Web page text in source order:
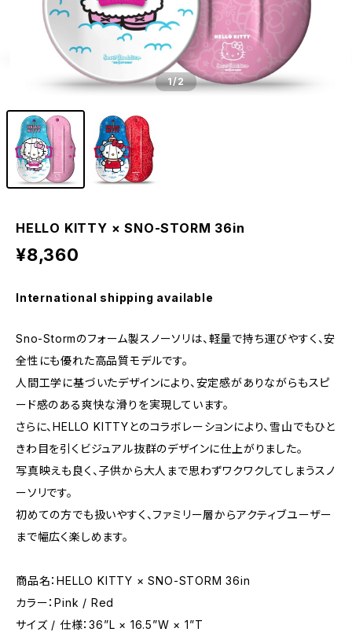
1/2
HELLO KITTY × SNO-STORM 36in
¥8,360
International shipping available
Sno-Stormのフォーム製スノーソリは、軽量で持ち運びやすく、安
全性にも優れた高品質モデルです。
人間工学に基づいたデザインにより、安定感がありながらもスピ
ード感のある爽快な滑りを実現しています。
さらに、HELLO KITTYとのコラボレーションにより、雪山でもひと
きわ目を引くビジュアル抜群のデザインに仕上がりました。
写真映えも良く、子供から大人まで思わずワクワクしてしまうスノ
ーソリです。
初めての方でも扱いやすく、ファミリー層からアクティブユーザー
まで幅広く楽しめます。
商品名：HELLO KITTY × SNO-STORM 36in
カラー：Pink / Red
サイズ / 仕様：36”L × 16.5”W × 1”T